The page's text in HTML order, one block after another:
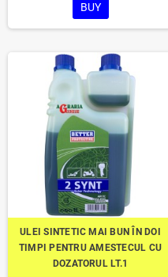
BUY
ULEI SINTETIC MAI BUN ÎN DOI
TIMPI PENTRU AMESTECUL CU
DOZATORUL LT.1